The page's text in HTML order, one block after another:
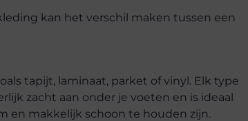
kan het verschil maken tussen een
tapijt, laminaat, parket of vinyl. Elk type
zacht aan onder je voeten en is ideaal
en makkelijk schoon te houden zijn.